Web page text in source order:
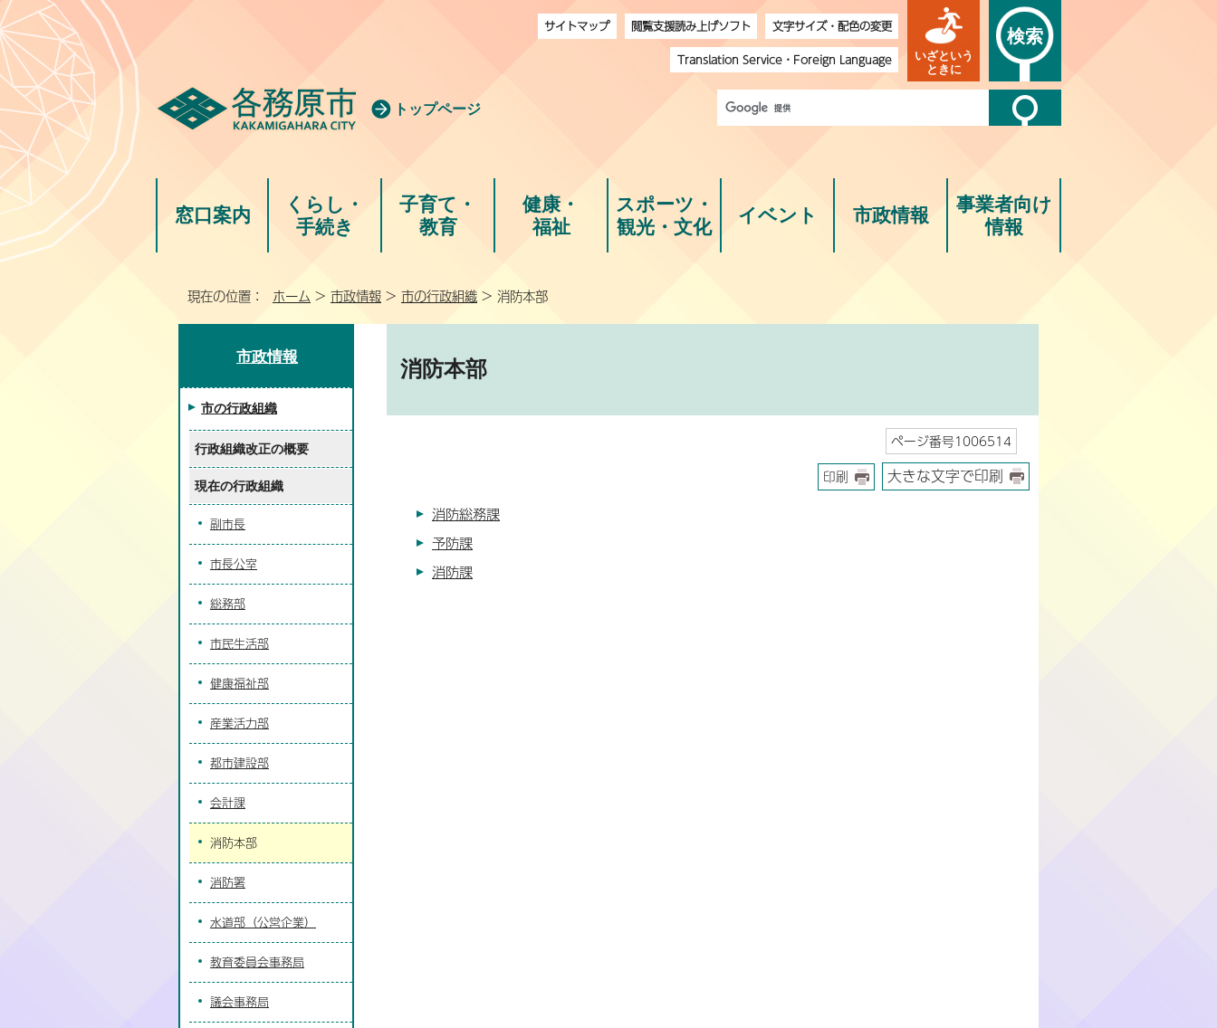
トップページ
サイトマップ 閲覧支援読み上げソフト
文字サイズ・配色の変更
Translation Service・ Foreign Language
いざという
ときに
検索
窓口案内
くらし・
手続き
子育て・
教育
健康・
福祉
スポーツ・
観光・文化
イベント 市政情報
事業者向け
情報
現在の位置： ホーム > 市政情報 > 市の行政組織 > 消防本部
消防本部
ページ番号1006514
印刷
大きな文字で印刷
消防総務課
予防課
消防課
市政情報
市の行政組織
行政組織改正の概要
現在の行政組織
副市長
市長公室
総務部
市民生活部
健康福祉部
産業活力部
都市建設部
会計課
消防本部
消防署
水道部（公営企業）
教育委員会事務局
議会事務局